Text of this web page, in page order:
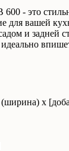
- это
для вашей
и задней
x